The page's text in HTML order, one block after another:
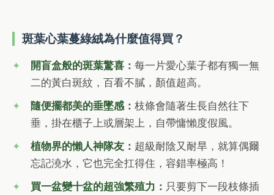
斑葉心葉蔓綠絨為什麼值得買？
開盲盒般的斑葉驚喜：每一片愛心葉子都有獨一無
二的黃白斑紋，百看不膩，顏值超高。
隨便擺都美的垂墜感：枝條會隨著生長自然往下
垂，掛在櫃子上或層架上，自帶慵懶度假風。
植物界的懶人神隊友： 超級耐陰又耐旱，就算偶爾
忘記澆水，它也完全扛得住，容錯率極高！
買一盆變十盆的超強繁殖力： 只要剪下一段枝條插